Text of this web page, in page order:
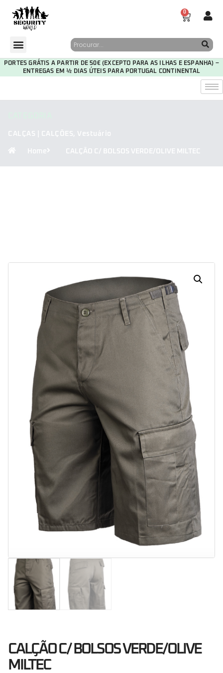
0
PORTES GRÁTIS A PARTIR DE 50€ (EXCEPTO PARA AS ILHAS E ESPANHA) –
ENTREGAS EM ½ DIAS ÚTEIS PARA PORTUGAL CONTINENTAL
CALÇAS | CALÇÕES, Vestuário
Home CALÇÃO C/ BOLSOS VERDE/OLIVE MILTEC
CALÇÃO C/ BOLSOS VERDE/OLIVE
MILTEC